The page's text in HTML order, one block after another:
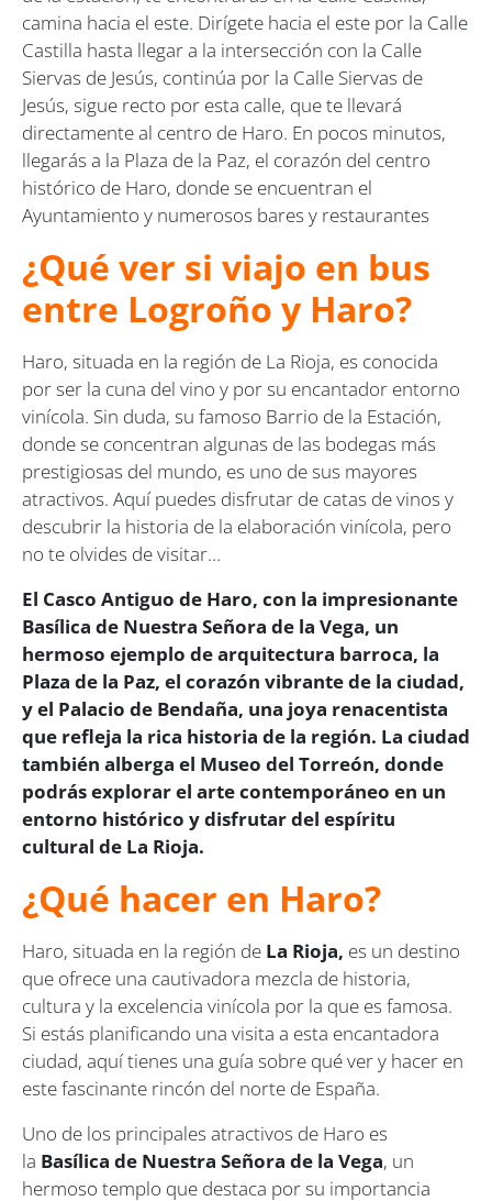
camina hacia el este. Dirígete hacia el este por la Calle
Castilla hasta llegar a la intersección con la Calle
Siervas de Jesús, continúa por la Calle Siervas de
Jesús, sigue recto por esta calle, que te llevará
directamente al centro de Haro. En pocos minutos,
llegarás a la Plaza de la Paz, el corazón del centro
histórico de Haro, donde se encuentran el
Ayuntamiento y numerosos bares y restaurantes
¿Qué ver si viajo en bus
entre Logroño y Haro?
Haro, situada en la región de La Rioja, es conocida
por ser la cuna del vino y por su encantador entorno
vinícola. Sin duda, su famoso Barrio de la Estación,
donde se concentran algunas de las bodegas más
prestigiosas del mundo, es uno de sus mayores
atractivos. Aquí puedes disfrutar de catas de vinos y
descubrir la historia de la elaboración vinícola, pero
no te olvides de visitar…
El Casco Antiguo de Haro, con la impresionante
Basílica de Nuestra Señora de la Vega, un
hermoso ejemplo de arquitectura barroca, la
Plaza de la Paz, el corazón vibrante de la ciudad,
y el Palacio de Bendaña, una joya renacentista
que refleja la rica historia de la región. La ciudad
también alberga el Museo del Torreón, donde
podrás explorar el arte contemporáneo en un
entorno histórico y disfrutar del espíritu
cultural de La Rioja.
¿Qué hacer en Haro?
Haro, situada en la región de La Rioja, es un destino
que ofrece una cautivadora mezcla de historia,
cultura y la excelencia vinícola por la que es famosa.
Si estás planificando una visita a esta encantadora
ciudad, aquí tienes una guía sobre qué ver y hacer en
este fascinante rincón del norte de España.
Uno de los principales atractivos de Haro es
la Basílica de Nuestra Señora de la Vega, un
hermoso templo que destaca por su importancia